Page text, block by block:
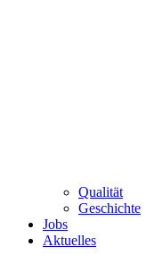
Qualität
Geschichte
Jobs
Aktuelles